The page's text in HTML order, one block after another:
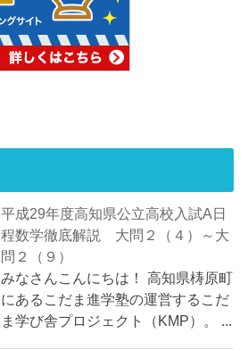
平成29年度高知県公立高校入試A日
程数学徹底解説 大問２（４）～大
問２（９）
みなさんこんにちは！ 高知県梼原町
にあるこだま進学塾の運営するこだ
ま学び舎プロジェクト（KMP）。 ...